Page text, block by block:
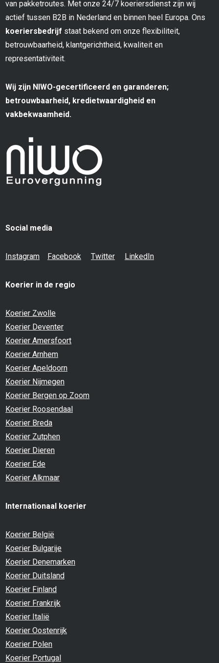
van pakketroutes. Met onze 24/7 koeriersdienst zijn wij
actief tussen B2B in Nederland en binnen heel Europa. Ons
koeriersbedrijf staat bekend om onze flexibiliteit,
betrouwbaarheid, klantgerichtheid, kwaliteit en
representativiteit.
Wij zijn NIWO-gecertificeerd en garanderen;
betrouwbaarheid, kredietwaardigheid en
vakbekwaamheid.
Social media
Instagram Facebook Twitter LinkedIn
Koerier in de regio
Koerier Zwolle
Koerier Deventer
Koerier Amersfoort
Koerier Arnhem
Koerier Apeldoorn
Koerier Nijmegen
Koerier Bergen op Zoom
Koerier Roosendaal
Koerier Breda
Koerier Zutphen
Koerier Dieren
Koerier Ede
Koerier Alkmaar
Internationaal koerier
Koerier België
Koerier Bulgarije
Koerier Denemarken
Koerier Duitsland
Koerier Finland
Koerier Frankrijk
Koerier Italië
Koerier Oostenrijk
Koerier Polen
Koerier Portugal